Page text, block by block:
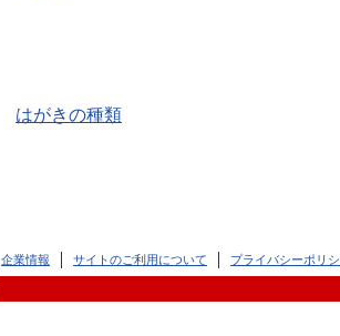
はがきの種類
企業情報 サイトのご利用について プライバシーポリ